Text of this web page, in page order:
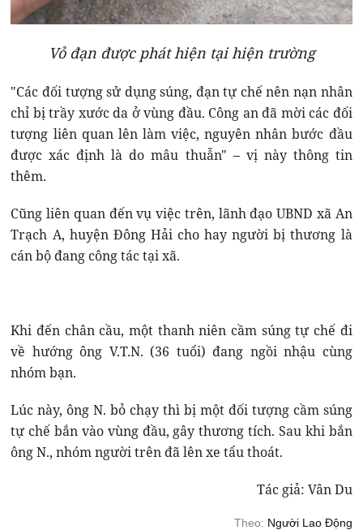
Vỏ đạn được phát hiện tại hiện trường
"Các đối tượng sử dụng súng, đạn tự chế nên nạn nhân
chỉ bị trầy xước da ở vùng đầu. Công an đã mời các đối
tượng liên quan lên làm việc, nguyên nhân bước đầu
được xác định là do mâu thuẫn" – vị này thông tin
thêm.
Cũng liên quan đến vụ việc trên, lãnh đạo UBND xã An
Trạch A, huyện Đông Hải cho hay người bị thương là
cán bộ đang công tác tại xã.
Khi đến chân cầu, một thanh niên cầm súng tự chế đi
về hướng ông V.T.N. (36 tuổi) đang ngồi nhậu cùng
nhóm bạn.
Lúc này, ông N. bỏ chạy thì bị một đối tượng cầm súng
tự chế bắn vào vùng đầu, gây thương tích. Sau khi bắn
ông N., nhóm người trên đã lên xe tẩu thoát.
Tác giả: Vân Du
Theo: Người Lao Động